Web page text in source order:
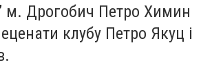
м. Дрогобич Петро Химин
клубу Петро Якуц і